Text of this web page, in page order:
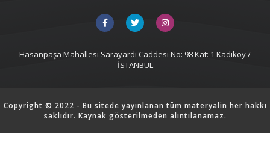
Hasanpaşa Mahallesi Sarayardi Caddesi No: 98 Kat: 1 Kadıköy /
İSTANBUL
Copyright © 2022 - Bu sitede yayınlanan tüm materyalin her hakkı
saklıdır. Kaynak gösterilmeden alıntılanamaz.